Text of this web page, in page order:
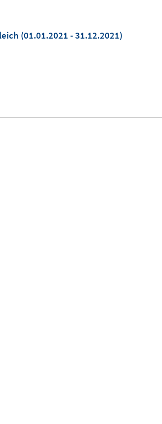
(01.01.2021 - 31.12.2021)